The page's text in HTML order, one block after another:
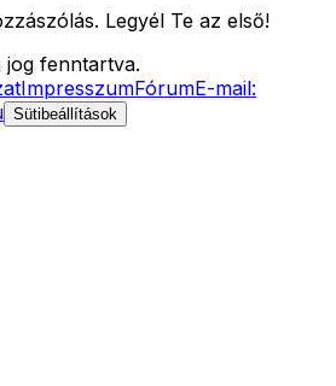
Legyél Te az első!
jog fenntartva.
ImpresszumFórumE-mail:
Sütibeállítások